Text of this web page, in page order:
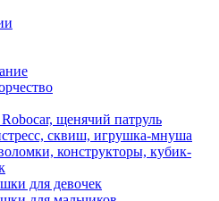
щенячий патруль
сквиш, игрушка-мнуша
конструкторы, кубик-
для девочек